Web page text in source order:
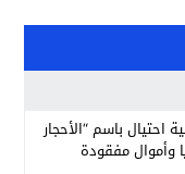
احتيال باسم “الأحجار
وأموال مفقودة